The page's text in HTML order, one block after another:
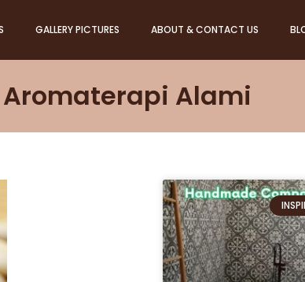
GALLERY PICTURES ABOUT & CONTACT US
Aromaterapi Alami